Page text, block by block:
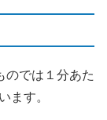
のでは１分あた
ます。